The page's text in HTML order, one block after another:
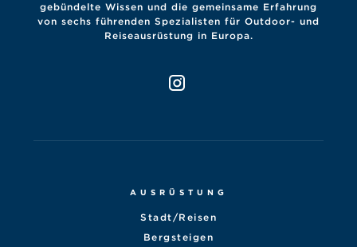
gebündelte Wissen und die gemeinsame Erfahrung
von sechs führenden Spezialisten für Outdoor- und
Reiseausrüstung in Europa.
AUSRÜSTUNG
Stadt/Reisen
Bergsteigen